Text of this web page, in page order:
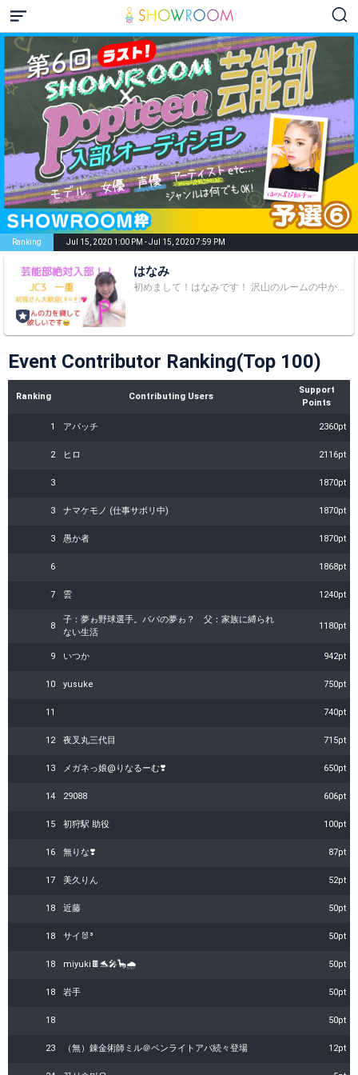
Ranking Jul 15, 2020 1:00 PM - Jul 15, 2020 7:59 PM
はなみ
初めまして！はなみです！ 沢山のルームの中から見つけてくれてありがとうございます(๑⃙⃘♥‿♥๑⃙⃘) 今回第6回芸能部オーディションに参加しています٩(๑❛ᴗ❛๑)۶ 本当にこれがラストチャンスなのでPopteenモデルになれるよう頑張ります！！ アプリなど、1ヶ月前ぐらいから始めたのでまだ分からないことがあるかもだけど頑張るので1ptでもいいので応援して頂けるとすごく嬉しいです！よろしくお願いします┏● 7月15日(水)のタイテ⏱ ①16時30分～17時 ↖宿題しながらの配信です ②18時～19時 ③19時０1分～19時59分 2020年6月1日配信スタート フォロワー様100人目指してます！ 【自己紹介】 ♥名前 はなみ(はな) ♥生年月日 2005年5月21日 ♥学年 中学3年生(15歳) ♥特技 ソフトテニス、倒立ブリッジ ♥将来の夢 中学教員かモデル 【ギフトで応援して下さった方々】 ・Jeekthunder様 ☞初のてるてる坊主ギフト、初のあじさいギフト♥ ・やしゃ丸三代目様 ☞初のハートギフト合計600個♥ ・太もも挟まれ隊様 ☞ハートギフト合計100個♥ ・アパッチ様 ☞初の薔薇ギフト、初の花束、 初の宇宙人ギフト、 初の千万両×10、 ハートのギフト×100♥ ・うーか様 ☞初の(かわいい)ギフト合計2個 ハートのギフト合計100個♥ ・⭕✔錬金術師ミル様 ☞初のダルマギフト×10♥ ギフトで応援して下さった方々本当にありがとうございます！これからも応援して下さると嬉しいです(⑉• •⑉)❤︎ Popteenモデルになりたい理由 初めて手に取った雑誌はPopteenではなかったけど、初めて自分から買ってっておねだりしたのがPopteenです。Popteenを読み始めてから、一重が好きになったし、一重メイクも楽しくなりました。一重の楽しさ、雑誌を読んだりする楽しさを教えてもらったPopteenで、一重の良さをもっともっと発信したいと思ったからです！ みなさんと楽しい配信ができるように頑張ります！ お気軽に見に来てください！！ 初見さんも大大大大大歓迎です！ お星様やコメント、応援ポイントで応援してくださるととても嬉しいです！ ※とてもマイペースなため、コメント を読むのが遅かったり、飛ばしてしまう時があります(◞‸◟ㆀ) もう1度コメントを書いてくださったり、優しく教えて下さるととても助かります●┓''
Event Contributor Ranking(Top 100)
Ranking Contributing Users
Support
Points
1 アパッチ 2360pt
2 ヒロ 2116pt
3 1870pt
3 ナマケモノ (仕事サボリ中) 1870pt
3 愚か者 1870pt
6 1868pt
7 雲 1240pt
8
子：夢ゎ野球選手。パパの夢ゎ？ 父：家族に縛られ
ない生活
1180pt
9 いつか 942pt
10 yusuke 750pt
11 740pt
12 夜叉丸三代目 715pt
13 メガネっ娘@りなるーむ❣️ 650pt
14 29088 606pt
15 初狩駅 助役 100pt
16 無りな❣️ 87pt
17 美久りん 52pt
18 近藤 50pt
18 サイ🐰³ 50pt
18 miyuki🍫🐬🎤🦕🌧 50pt
18 岩手 50pt
18 50pt
23 （無）錬金術師ミル＠ペンライトアバ続々登場 12pt